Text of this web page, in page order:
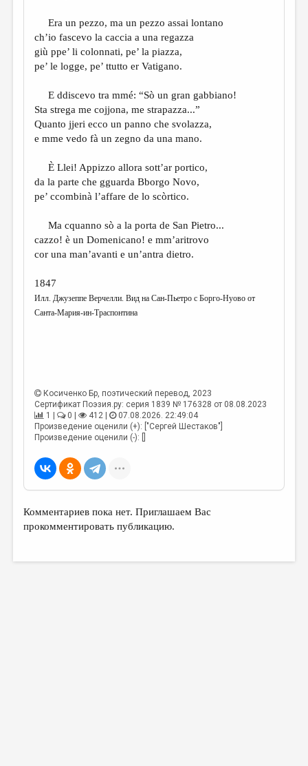
МЕДИА
ВКОНТАКТЕ
Era un pezzo, ma un pezzo assai lontano
ch’io fascevo la caccia a una regazza
giù ppe’ li colonnati, pe’ la piazza,
pe’ le logge, pe’ ttutto er Vatigano.
E ddiscevo tra mmé: “Sò un gran gabbiano!
Sta strega me cojjona, me strapazza...”
Quanto jjeri ecco un panno che svolazza,
e mme vedo fà un zegno da una mano.
È Llei! Appizzo allora sott’ar portico,
da la parte che gguarda Bborgo Novo,
pe’ ccombinà l’affare de lo scòrtico.
Ma cquanno sò a la porta de San Pietro...
cazzo! è un Domenicano! e mm’aritrovo
cor una man’avanti e un’antra dietro.
1847
Илл. Джузеппе Верчелли. Вид на Сан-Пьетро с Борго-Нуово от
Санта-Мария-ин-Траспонтина
Косиченко Бр, поэтический перевод, 2023
Сертификат Поэзия.ру: серия 1839 № 176328 от 08.08.2023
1 |
0 | 412 |
07.08.2026. 22:49:04
Произведение оценили (+): ["Сергей Шестаков"]
Произведение оценили (-): []
Комментариев пока нет. Приглашаем Вас
прокомментировать публикацию.